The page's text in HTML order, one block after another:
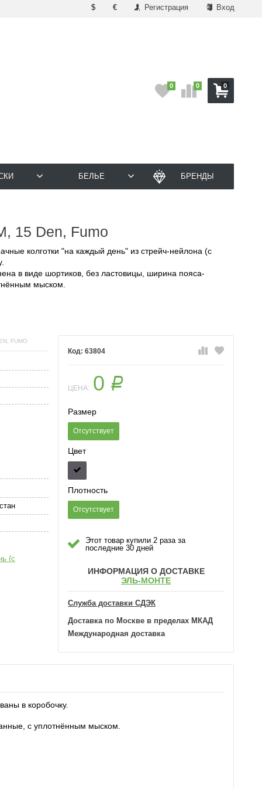
$ € Регистрация Вход
0
0 0
БЕЛЬЕ БРЕНДЫ
15 Den, Fumo
колготки "на каждый день" из стрейч-нейлона (с
в виде шортиков, без ластовицы, ширина пояса-
мыском.
63804
ЦЕНА: 0 Р
Размер
Отсутствует
Цвет
Плотность
Отсутствует
Этот товар купили 2 раза за
последние 30 дней
ИНФОРМАЦИЯ О ДОСТАВКЕ
ЭЛЬ-МОНТЕ
Служба доставки СДЭК
Доставка по Москве в пределах МКАД
Международная доставка
FUMO
(с
в коробочку.
с уплотнённым мыском.